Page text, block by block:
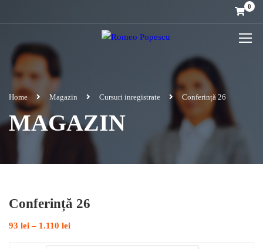
0
Home Magazin Cursuri inregistrate Conferință 26
MAGAZIN
Conferință 26
93 lei – 1.110 leiInterval